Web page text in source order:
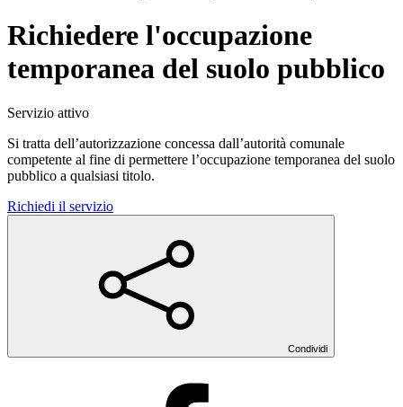
Richiedere l'occupazione
temporanea del suolo pubblico
Servizio attivo
Si tratta dell’autorizzazione concessa dall’autorità comunale
competente al fine di permettere l’occupazione temporanea del suolo
pubblico a qualsiasi titolo.
Richiedi il servizio
Condividi